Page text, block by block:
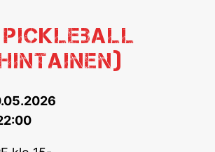
Pickleball